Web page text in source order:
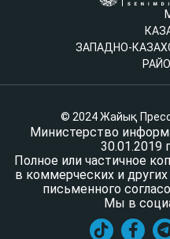
ЗАПАДНО-
© 2024 Жайық
Министерство
30.01.2019
Полное или частичное
в коммерческих и
письменного
Мы в